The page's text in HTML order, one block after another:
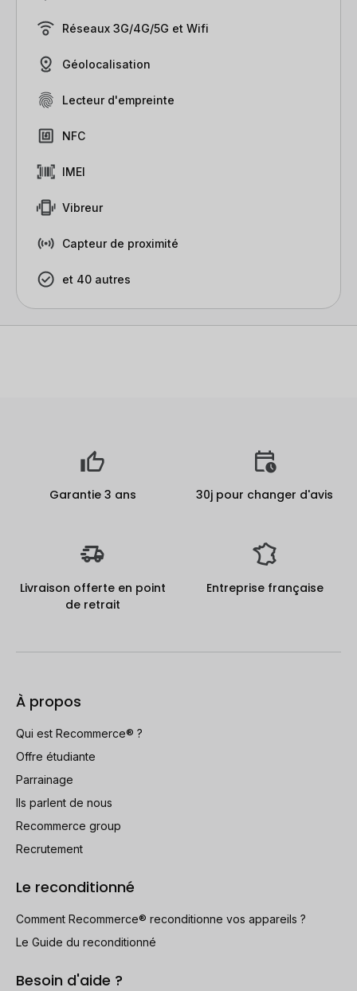
Réseaux 3G/4G/5G et Wifi
Géolocalisation
Lecteur d'empreinte
NFC
IMEI
Vibreur
Capteur de proximité
et 40 autres
Garantie 3 ans 30j pour changer d'avis
Livraison offerte en point
de retrait
Entreprise française
À propos
Qui est Recommerce® ?
Offre étudiante
Parrainage
Ils parlent de nous
Recommerce group
Recrutement
Le reconditionné
Comment Recommerce® reconditionne vos appareils ?
Le Guide du reconditionné
Besoin d'aide ?